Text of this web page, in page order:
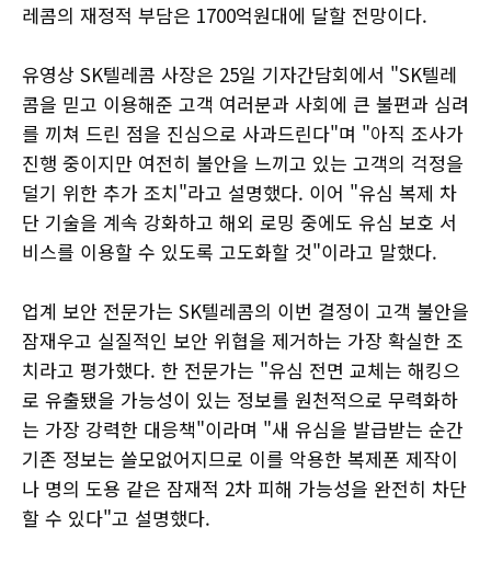
레콤의 재정적 부담은 1700억원대에 달할 전망이다.
유영상 SK텔레콤 사장은 25일 기자간담회에서 "SK텔레
콤을 믿고 이용해준 고객 여러분과 사회에 큰 불편과 심려
를 끼쳐 드린 점을 진심으로 사과드린다"며 "아직 조사가
진행 중이지만 여전히 불안을 느끼고 있는 고객의 걱정을
덜기 위한 추가 조치"라고 설명했다. 이어 "유심 복제 차
단 기술을 계속 강화하고 해외 로밍 중에도 유심 보호 서
비스를 이용할 수 있도록 고도화할 것"이라고 말했다.
업계 보안 전문가는 SK텔레콤의 이번 결정이 고객 불안을
잠재우고 실질적인 보안 위협을 제거하는 가장 확실한 조
치라고 평가했다. 한 전문가는 "유심 전면 교체는 해킹으
로 유출됐을 가능성이 있는 정보를 원천적으로 무력화하
는 가장 강력한 대응책"이라며 "새 유심을 발급받는 순간
기존 정보는 쓸모없어지므로 이를 악용한 복제폰 제작이
나 명의 도용 같은 잠재적 2차 피해 가능성을 완전히 차단
할 수 있다"고 설명했다.